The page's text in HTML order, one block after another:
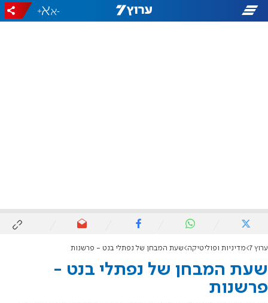
-
+
ערוץ 7 מדיניות ופוליטיקה שעת המבחן של נפתלי בנט - פרשנות
שעת המבחן של נפתלי בנט -
פרשנות